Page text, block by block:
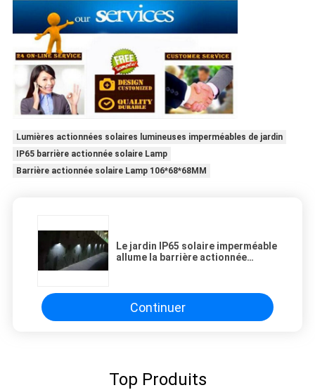
Lumières actionnées solaires lumineuses imperméables de jardin
IP65 barrière actionnée solaire Lamp
Barrière actionnée solaire Lamp 106*68*68MM
Le jardin IP65 solaire imperméable
allume la barrière actionnée
Continuer
Top Produits